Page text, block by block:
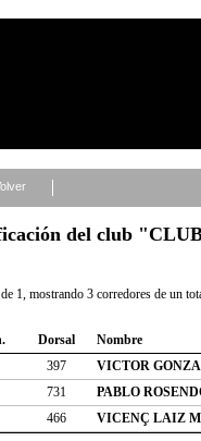
del club
1, mostrando 3 corredores de un
Dorsal Nombre
397 VICTOR
731 PABLO
466 VICENÇ LAIZ